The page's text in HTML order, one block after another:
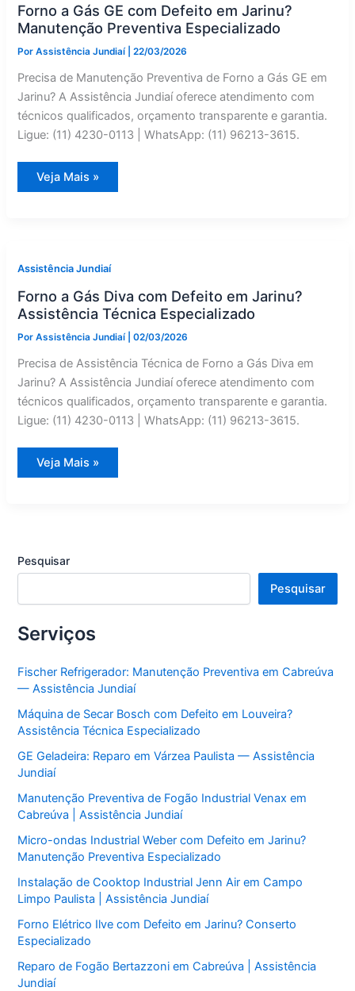
Especializado
Forno a Gás GE com Defeito em Jarinu?
Manutenção Preventiva Especializado
PorAssistência Jundiaí |22/03/2026
Precisa de Manutenção Preventiva de Forno a Gás GE em
Jarinu? A Assistência Jundiaí oferece atendimento com
técnicos qualificados, orçamento transparente e garantia.
Ligue: (11) 4230-0113 | WhatsApp: (11) 96213-3615.
Forno
Manutenção
Preventiva
Especializado
Veja Mais »
Assistência Jundiaí
Forno a Gás Diva com Defeito em Jarinu?
Assistência Técnica Especializado
PorAssistência Jundiaí |02/03/2026
Precisa de Assistência Técnica de Forno a Gás Diva em
Jarinu? A Assistência Jundiaí oferece atendimento com
técnicos qualificados, orçamento transparente e garantia.
Ligue: (11) 4230-0113 | WhatsApp: (11) 96213-3615.
Forno
Técnica
Especializado
Veja Mais »
Pesquisar
Pesquisar
Serviços
Fischer Refrigerador: Manutenção Preventiva em Cabreúva
— Assistência Jundiaí
Máquina de Secar Bosch com Defeito em Louveira?
Assistência Técnica Especializado
GE Geladeira: Reparo em Várzea Paulista — Assistência
Jundiaí
Manutenção Preventiva de Fogão Industrial Venax em
Cabreúva | Assistência Jundiaí
Micro-ondas Industrial Weber com Defeito em Jarinu?
Manutenção Preventiva Especializado
Instalação de Cooktop Industrial Jenn Air em Campo
Limpo Paulista | Assistência Jundiaí
Forno Elétrico Ilve com Defeito em Jarinu? Conserto
Especializado
Reparo de Fogão Bertazzoni em Cabreúva | Assistência
Jundiaí